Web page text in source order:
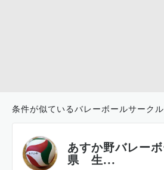
条件が似ているバレーボールサークル
あすか野バレー
県 生...